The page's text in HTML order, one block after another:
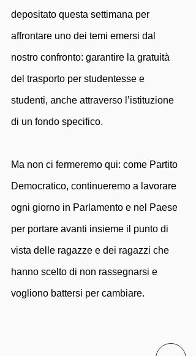
depositato questa settimana per
affrontare uno dei temi emersi dal
nostro confronto: garantire la gratuità
del trasporto per studentesse e
studenti, anche attraverso l’istituzione
di un fondo specifico.
Ma non ci fermeremo qui: come Partito
Democratico, continueremo a lavorare
ogni giorno in Parlamento e nel Paese
per portare avanti insieme il punto di
vista delle ragazze e dei ragazzi che
hanno scelto di non rassegnarsi e
vogliono battersi per cambiare.